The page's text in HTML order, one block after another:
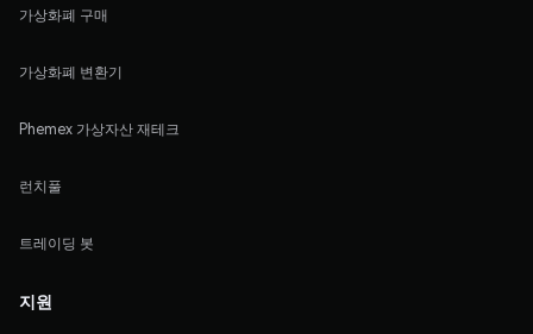
가상화폐 구매
가상화폐 변환기
Phemex 가상자산 재테크
런치풀
트레이딩 봇
지원